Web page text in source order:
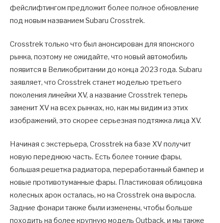
фейслифтингом предложит более полное обновление
под новым названием Subaru Crosstrek.
Crosstrek только что был анонсирован для японского
рынка, поэтому не ожидайте, что новый автомобиль
появится в Великобритании до конца 2023 года. Subaru
заявляет, что Crosstrek станет моделью третьего
поколения линейки XV, а название Crosstrek теперь
заменит XV на всех рынках, но, как мы видим из этих
изображений, это скорее серьезная подтяжка лица XV.
Начиная с экстерьера, Crosstrek на базе XV получит
новую переднюю часть. Есть более тонкие фары,
большая решетка радиатора, переработанный бампер и
новые противотуманные фары. Пластиковая облицовка
колесных арок осталась, но на Crosstrek она выросла.
Задние фонари также были изменены, чтобы больше
походить на более крупную модель Outback, и мы также